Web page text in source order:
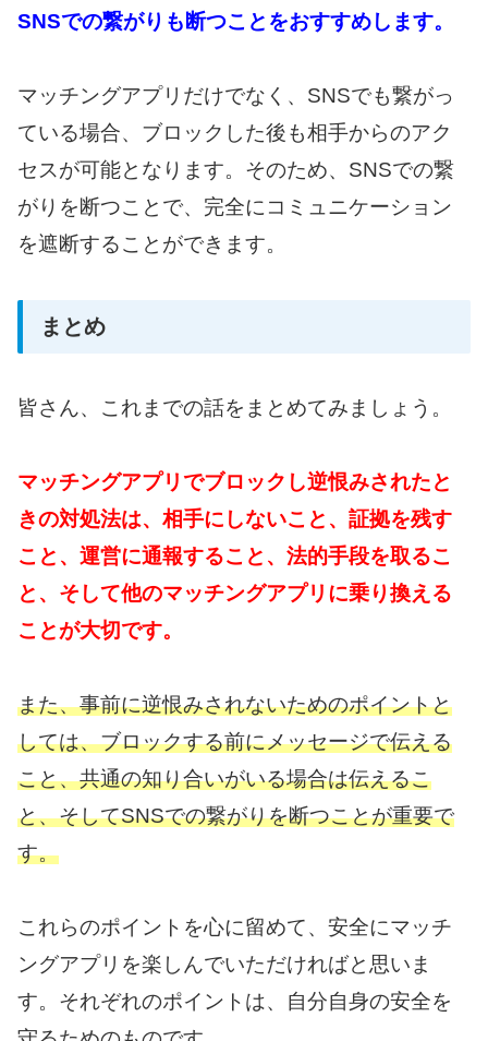
SNSでの繋がりも断つことをおすすめします。
マッチングアプリだけでなく、SNSでも繋がっ
ている場合、ブロックした後も相手からのアク
セスが可能となります。そのため、SNSでの繋
がりを断つことで、完全にコミュニケーション
を遮断することができます。
まとめ
皆さん、これまでの話をまとめてみましょう。
マッチングアプリでブロックし逆恨みされたと
きの対処法は、相手にしないこと、証拠を残す
こと、運営に通報すること、法的手段を取るこ
と、そして他のマッチングアプリに乗り換える
ことが大切です。
また、事前に逆恨みされないためのポイントと
しては、ブロックする前にメッセージで伝える
こと、共通の知り合いがいる場合は伝えるこ
と、そしてSNSでの繋がりを断つことが重要で
す。
これらのポイントを心に留めて、安全にマッチ
ングアプリを楽しんでいただければと思いま
す。 それぞれのポイントは、自分自身の安全を